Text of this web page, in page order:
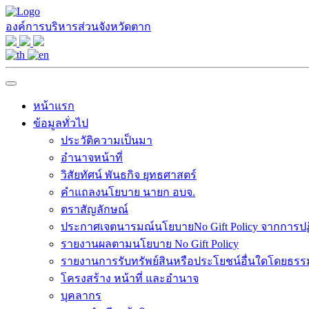
องค์การบริหารส่วนจังหวัดตาก
หน้าแรก
ข้อมูลทั่วไป
ประวัติความเป็นมา
อำนาจหน้าที่
วิสัยทัศน์ พันธกิจ ยุทธศาสตร์
คำแถลงนโยบาย นายก อบจ.
ตราสัญลักษณ์
ประกาศเจตนารมณ์นโยบายNo Gift Policy จากการ
รายงานผลตามนโยบาย No Gift Policy
รายงานการรับทรัพย์สินหรือประโยชน์อื่นใดโดยธรร
โครงสร้าง หน้าที่ และอำนาจ
บุคลากร